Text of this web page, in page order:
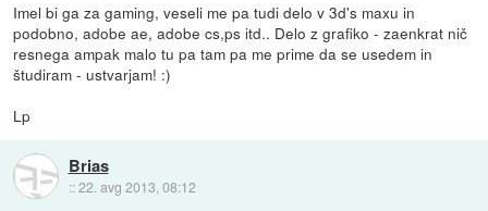
Imel bi ga za gaming, veseli me pa tudi delo v 3d's maxu in
podobno, adobe ae, adobe cs,ps itd.. Delo z grafiko - zaenkrat nič
resnega ampak malo tu pa tam pa me prime da se usedem in
študiram - ustvarjam! :)
Lp
Brias
::22. avg 2013, 08:12